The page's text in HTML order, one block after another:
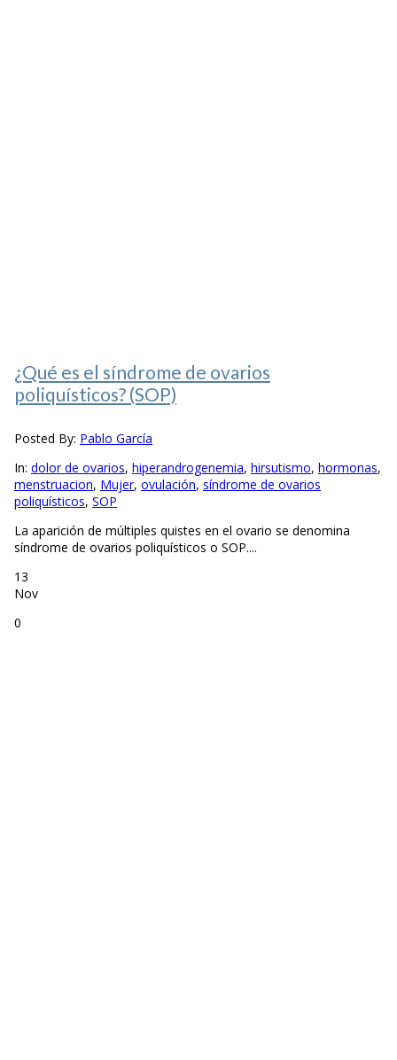
¿Qué es el síndrome de ovarios
poliquísticos? (SOP)
Posted By: Pablo García
In: dolor de ovarios, hiperandrogenemia, hirsutismo, hormonas,
menstruacion, Mujer, ovulación, síndrome de ovarios
poliquísticos, SOP
La aparición de múltiples quistes en el ovario se denomina
síndrome de ovarios poliquísticos o SOP....
13
Nov
0